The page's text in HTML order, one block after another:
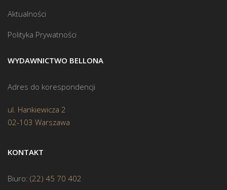
Aktualności
Polityka Prywatności
WYDAWNICTWO BELLONA
Adres do korespondencji
ul. Hankiewicza 2
02-103 Warszawa
KONTAKT
Biuro: (22) 45 70 402